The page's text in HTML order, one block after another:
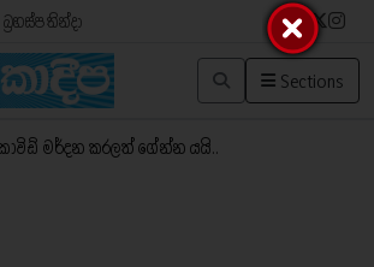
Sections
මර්දන කරලත් ගේන්න යයි..